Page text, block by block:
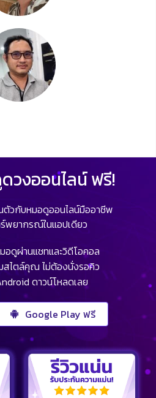
วงออนไลน์ ฟรี!
ตัวกับหมอดูออนไลน์มืออาชีพ
พยากรณ์ในแอปเดียว
ดูผ่านแชทและวิดีโอคอล
สไตล์คุณ ไม่ต้องนั่งรอคิว
ดาวน์โหลดเลย
Google Play ฟรี